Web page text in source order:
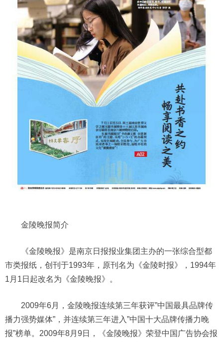
金陵晚报简介
《金陵晚报》是南京日报报业集团主办的一张综合型都
市类报纸，创刊于1993年，原刊名为《金陵时报》，1994年
1月1日起改名为《金陵晚报》。
2009年6月，金陵晚报连续第三年获评”中国最具品牌传
播力强势媒体”，并连续第三年进入”中国十大品牌传播力晚
报”榜单。2009年8月9日，《金陵晚报》荣登中国广告协会报